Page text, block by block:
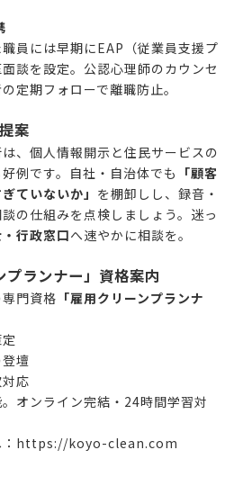
員には早期にEAP（従業員支援プ
談を設定。公認心理師のカウンセ
定期フォローで離職防止。
案
、個人情報開示と住民サービスの
例です。自社・自治体でも 「顧客
ていないか」 を棚卸しし、録音・
の仕組みを点検しましょう。迷っ
行政窓口へ速やかに相談を。
ランナー」資格案内
門資格 「雇用クリーンプランナ
壇
応
オンライン完結・24時間学習対
https://koyo-clean.com